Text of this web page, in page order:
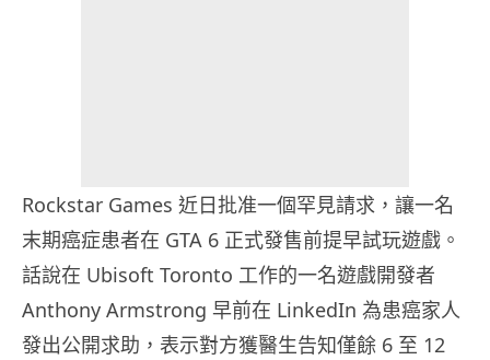
Rockstar Games 近日批准一個罕見請求，讓一名
末期癌症患者在 GTA 6 正式發售前提早試玩遊戲。
話說在 Ubisoft Toronto 工作的一名遊戲開發者
Anthony Armstrong 早前在 LinkedIn 為患癌家人
發出公開求助，表示對方獲醫生告知僅餘 6 至 12